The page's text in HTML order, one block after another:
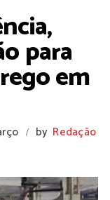
para
em
/ by Redação